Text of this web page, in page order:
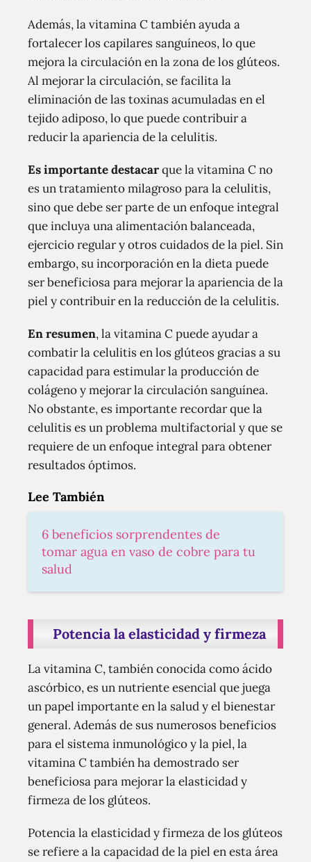
Además, la vitamina C también ayuda a
fortalecer los capilares sanguíneos, lo que
mejora la circulación en la zona de los glúteos.
Al mejorar la circulación, se facilita la
eliminación de las toxinas acumuladas en el
tejido adiposo, lo que puede contribuir a
reducir la apariencia de la celulitis.
Es importante destacarque la vitamina C no
es un tratamiento milagroso para la celulitis,
sino que debe ser parte de un enfoque integral
que incluya una alimentación balanceada,
ejercicio regular y otros cuidados de la piel. Sin
embargo, su incorporación en la dieta puede
ser beneficiosa para mejorar la apariencia de la
piel y contribuir en la reducción de la celulitis.
En resumen, la vitamina C puede ayudar a
combatir la celulitis en los glúteos gracias a su
capacidad para estimular la producción de
colágeno y mejorar la circulación sanguínea.
No obstante, es importante recordar que la
celulitis es un problema multifactorial y que se
requiere de un enfoque integral para obtener
resultados óptimos.
Lee También
6 beneficios sorprendentes de
tomar agua en vaso de cobre para tu
salud
Potencia la elasticidad y firmeza
La vitamina C, también conocida como ácido
ascórbico, es un nutriente esencial que juega
un papel importante en la salud y el bienestar
general. Además de sus numerosos beneficios
para el sistema inmunológico y la piel, la
vitamina C también ha demostrado ser
beneficiosa para mejorar la elasticidad y
firmeza de los glúteos.
Potencia la elasticidad y firmeza de los glúteos
se refiere a la capacidad de la piel en esta área